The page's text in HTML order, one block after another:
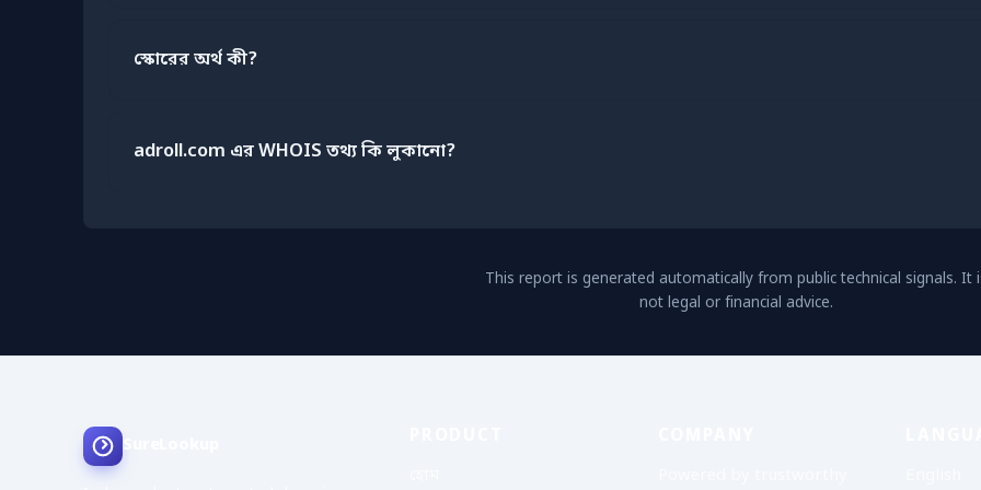
স্কোরের অর্থ কী?
adroll.com এর WHOIS তথ্য কি লুকানো?
This report is generated automatically from public technical signals. It
not legal or financial advice.
SureLookup